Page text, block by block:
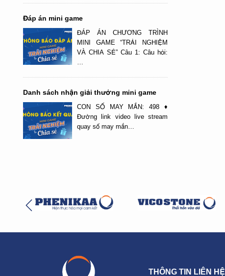
Đáp án mini game
ĐÁP ÁN CHƯƠNG TRÌNH
MINI GAME “TRẢI NGHIỆM
VÀ CHIA SẺ” Câu 1: Câu hỏi:
…
Danh sách nhận giải thưởng mini game
CON SỐ MAY MẮN: 498 ♦
Đường link video live stream
quay số may mắn…
THÔNG TIN LIÊN HỆ